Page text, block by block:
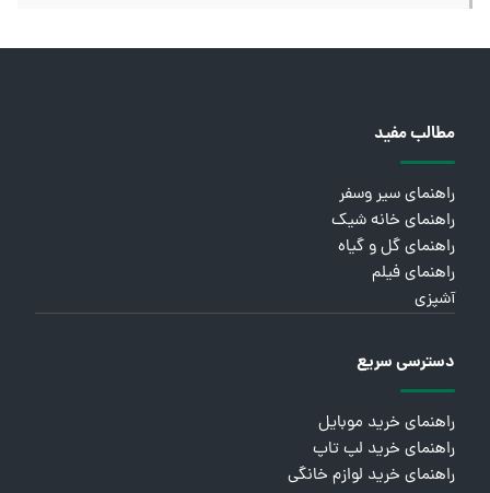
مطالب مفید
راهنمای سیر وسفر
راهنمای خانه شیک
راهنمای گل و گیاه
راهنمای فیلم
آشپزی
دسترسی سریع
راهنمای خرید موبایل
راهنمای خرید لپ تاپ
راهنمای خرید لوازم خانگی